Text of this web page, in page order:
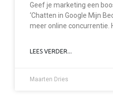
Geef je marketing een
‘Chatten in Google Mijn
meer online concurrentie.
LEES VERDER...
Maarten Dries